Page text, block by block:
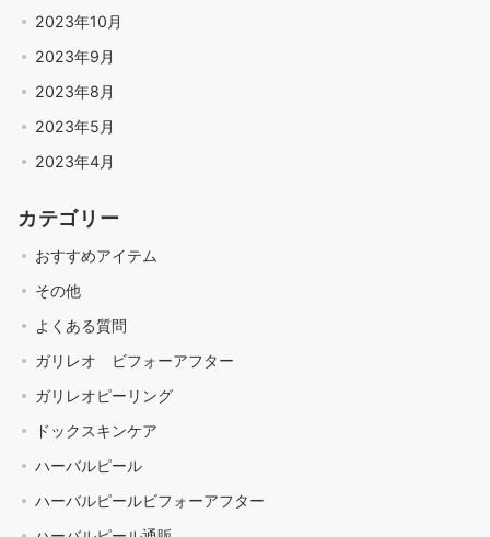
2023年10月
2023年9月
2023年8月
2023年5月
2023年4月
カテゴリー
おすすめアイテム
その他
よくある質問
ガリレオ ビフォーアフター
ガリレオピーリング
ドックスキンケア
ハーバルピール
ハーバルピールビフォーアフター